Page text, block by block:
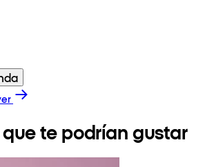
te podrían gustar